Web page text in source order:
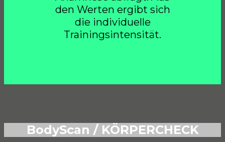
den Werten ergibt sich
die individuelle
Trainingsintensität.
BodyScan / KÖRPERCHECK